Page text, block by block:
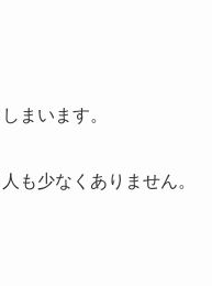
まいます。
も少なくありません。